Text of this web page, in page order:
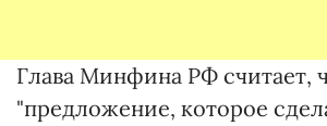
Глава Минфина РФ считает,
"предложение, которое